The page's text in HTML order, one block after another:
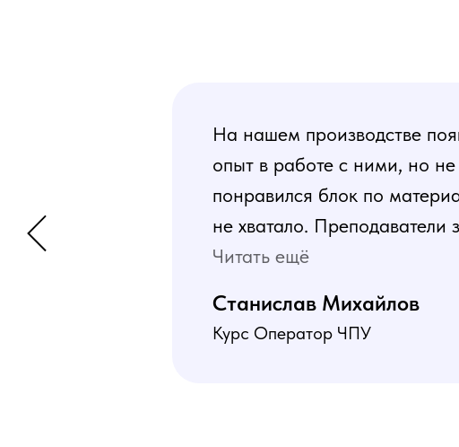
На нашем производстве
опыт в работе с ними, но
понравился блок по
не хватало.
программа пошаговая и
Читать ещё
Станислав Михайлов
Курс Оператор ЧПУ